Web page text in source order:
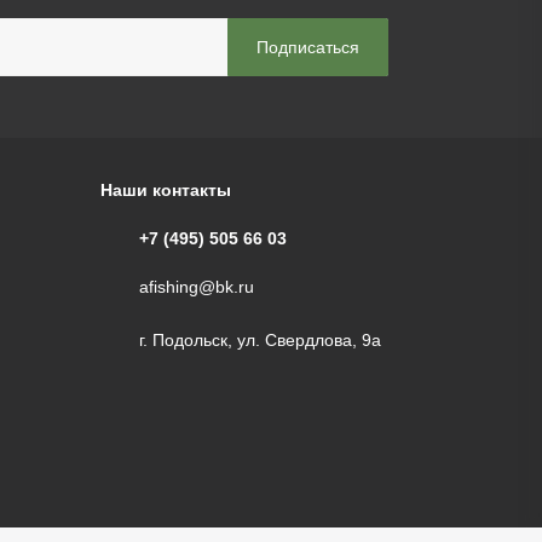
Наши контакты
+7 (495) 505 66 03
afishing@bk.ru
г. Подольск, ул. Свердлова, 9а